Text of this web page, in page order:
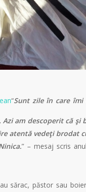
“Sunt zile în care
am descoperit că
atentă vedeţi brodat
” – mesaj scris
sărac, păstor sau